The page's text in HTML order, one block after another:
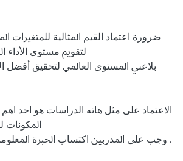
ﺿﺮورة اﻋﺘﻤﺎد اﻟﻘﻴﻢ اﳌﺜﺎﻟﻴﺔ ﻟﻠﻤﺘﻐﲑات
ﻟﺘﻘﻮﱘ ﻣﺴﺘﻮى اﻷداء
ﺑﻼﻋﱯ اﳌﺴﺘﻮى اﻟﻌﺎﳌﻲ ﻟﺘﺤﻘﻴﻖ أﻓﻀﻞ
اﻻﻋﺘﻤﺎد ﻋﻠﻰ ﻣﺜﻞ ﻫﺎﺗﻪ اﻟﺪراﺳﺎت ﻫﻮ اﺣﺪ
وﺟﺐ ﻋﻠﻰ اﳌﺪرﺑﲔ اﻛﺘﺴﺎب اﳋﱪة